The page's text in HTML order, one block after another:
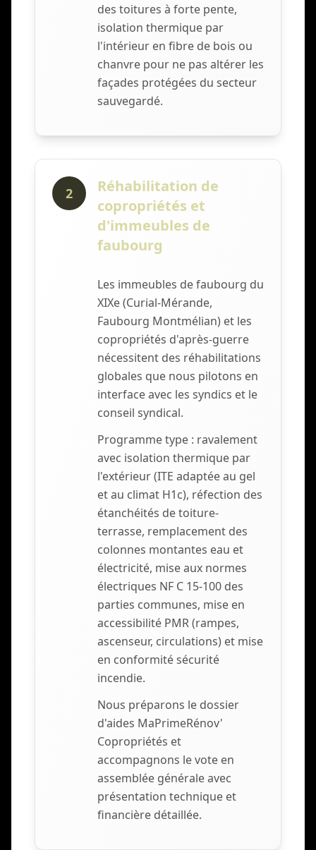
des toitures à forte pente,
isolation thermique par
l'intérieur en fibre de bois ou
chanvre pour ne pas altérer les
façades protégées du secteur
sauvegardé.
2
Réhabilitation de
copropriétés et
d'immeubles de
faubourg
Les immeubles de faubourg du
XIXe (Curial-Mérande,
Faubourg Montmélian) et les
copropriétés d'après-guerre
nécessitent des réhabilitations
globales que nous pilotons en
interface avec les syndics et le
conseil syndical.
Programme type : ravalement
avec isolation thermique par
l'extérieur (ITE adaptée au gel
et au climat H1c), réfection des
étanchéités de toiture-
terrasse, remplacement des
colonnes montantes eau et
électricité, mise aux normes
électriques NF C 15-100 des
parties communes, mise en
accessibilité PMR (rampes,
ascenseur, circulations) et mise
en conformité sécurité
incendie.
Nous préparons le dossier
d'aides MaPrimeRénov'
Copropriétés et
accompagnons le vote en
assemblée générale avec
présentation technique et
financière détaillée.